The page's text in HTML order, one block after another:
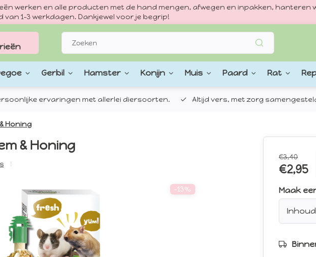
werken en alle producten met de hand mengen, afwegen en inpakken, hanteren
1–3 werkdagen. Dankjewel voor je begrip!
Gerbil Hamster Konijn Muis Paard Rat
ervaringen met allerlei diersoorten. Altijd vers, met zorg
Honing
& Honing
-13%
€3,40
€2,95
Maak